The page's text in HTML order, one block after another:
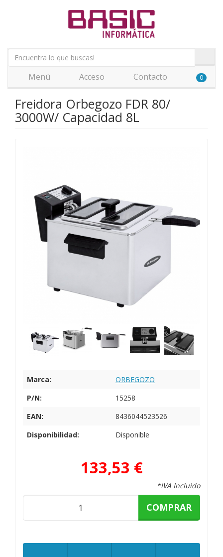
Menú Acceso Contacto 0
Freidora Orbegozo FDR 80/
3000W/ Capacidad 8L
Marca:
ORBEGOZO
P/N:
15258
EAN:
8436044523526
Disponibilidad:
Disponible
133,53 €
*IVA Incluido
COMPRAR